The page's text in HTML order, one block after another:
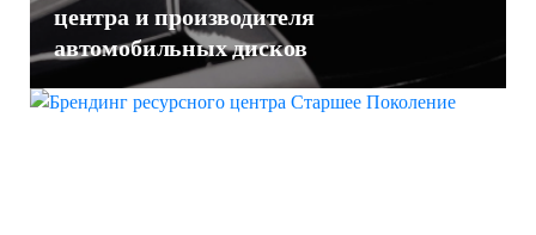
центра и производителя
автомобильных дисков